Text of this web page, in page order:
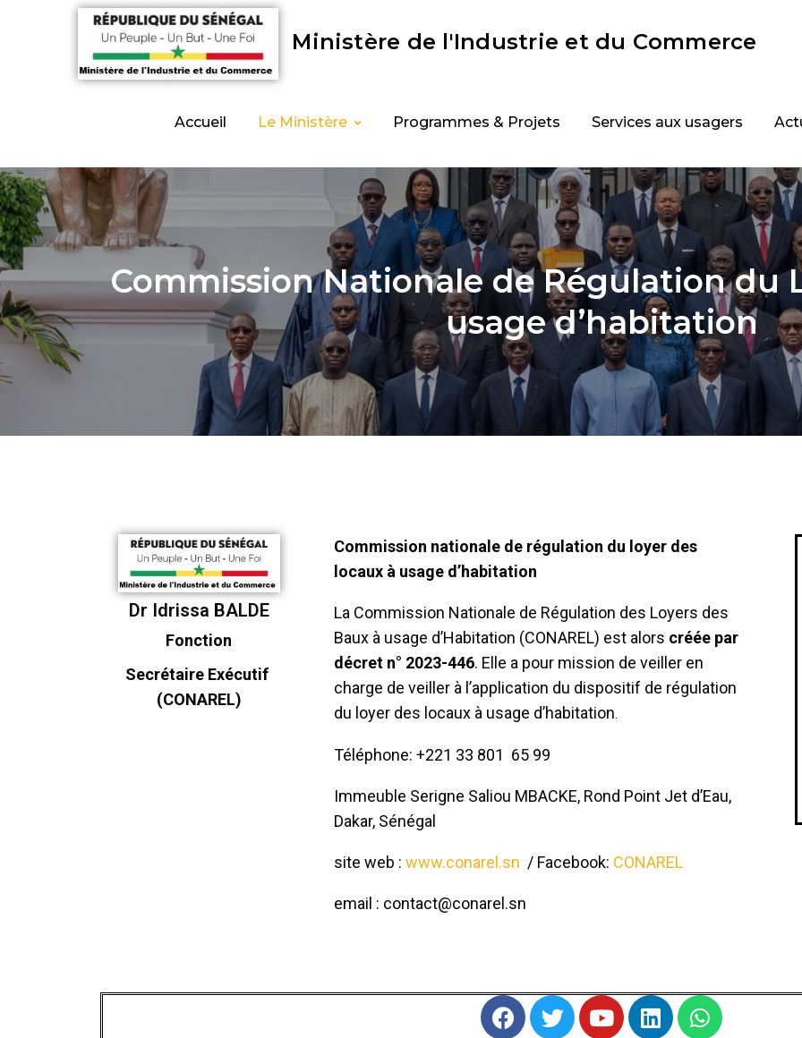
Ministère de l'Industrie et du Commerce
Accueil Le Ministère Programmes & Projets Services aux usagers
Commission Nationale de Régulation du
usage d’habitation
Dr Idrissa BALDE
Fonction
Secrétaire Exécutif
(CONAREL)
Commission nationale de régulation du loyer des
locaux à usage d’habitation
La Commission Nationale de Régulation des Loyers des
Baux à usage d’Habitation (CONAREL) est alors créée par
décret n° 2023-446. Elle a pour mission de veiller en
charge de veiller à l’application du dispositif de régulation
du loyer des locaux à usage d’habitation.
Téléphone: +221 33 801 65 99
Immeuble Serigne Saliou MBACKE, Rond Point Jet d’Eau,
Dakar, Sénégal
site web : www.conarel.sn / Facebook: CONAREL
email : contact@conarel.sn